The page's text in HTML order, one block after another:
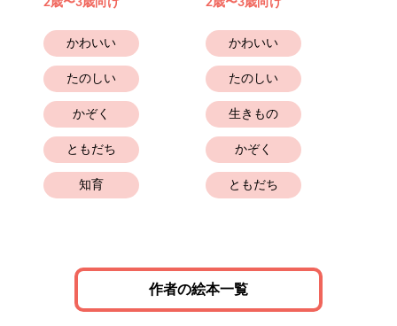
2歳〜3歳向け
かわいい
たのしい
かぞく
ともだち
知育
2歳〜3歳向け
かわいい
たのしい
生きもの
かぞく
ともだち
作者の絵本一覧